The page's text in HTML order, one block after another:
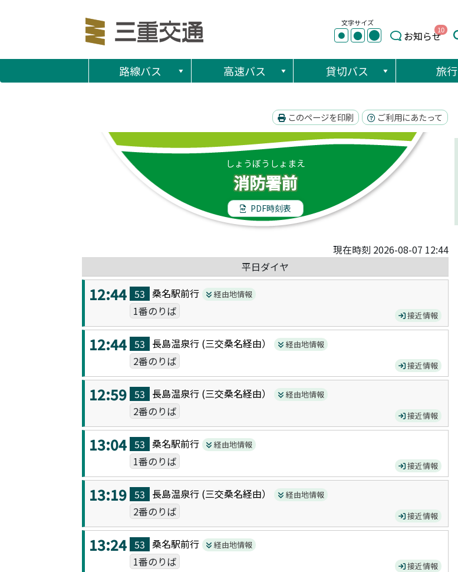
文字サイズ
● ● ● お知らせ10
路線バス 高速バス 貸切バス 旅行
このページを印刷 ご利用にあたって
しょうぼうしょまえ
消防署前
PDF時刻表
現在時刻 2026-08-07 12:44
平日ダイヤ
12:44 53 桑名駅前行 経由地情報
1番のりば 接近情報
12:44 53 長島温泉行 (三交桑名経由） 経由地情報
2番のりば 接近情報
12:59 53 長島温泉行 (三交桑名経由） 経由地情報
2番のりば 接近情報
13:04 53 桑名駅前行 経由地情報
1番のりば 接近情報
13:19 53 長島温泉行 (三交桑名経由） 経由地情報
2番のりば 接近情報
13:24 53 桑名駅前行 経由地情報
1番のりば 接近情報